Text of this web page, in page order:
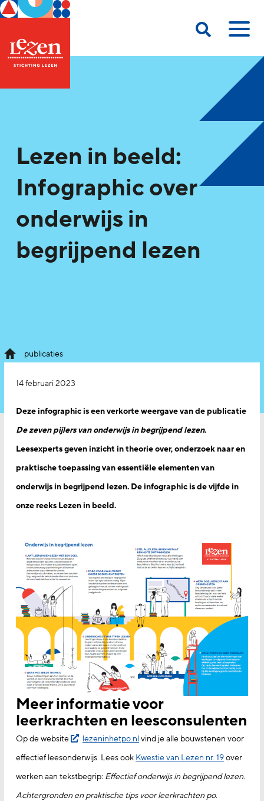
Lezen in beeld:
Infographic over
onderwijs in
begrijpend lezen
publicaties
14 februari 2023
Deze infographic is een verkorte weergave van de publicatie
De zeven pijlers van onderwijs in begrijpend lezen.
Leesexperts geven inzicht in theorie over, onderzoek naar en
praktische toepassing van essentiële elementen van
onderwijs in begrijpend lezen. De infographic is de vijfde in
onze reeks Lezen in beeld.
Meer informatie voor
leerkrachten en leesconsulenten
Op de website lezeninhetpo.nlvind je alle bouwstenen voor
effectief leesonderwijs. Lees ook Kwestie van Lezen nr. 19over
werken aan tekstbegrip: Effectief onderwijs in begrijpend lezen.
Achtergronden en praktische tips voor leerkrachten po.